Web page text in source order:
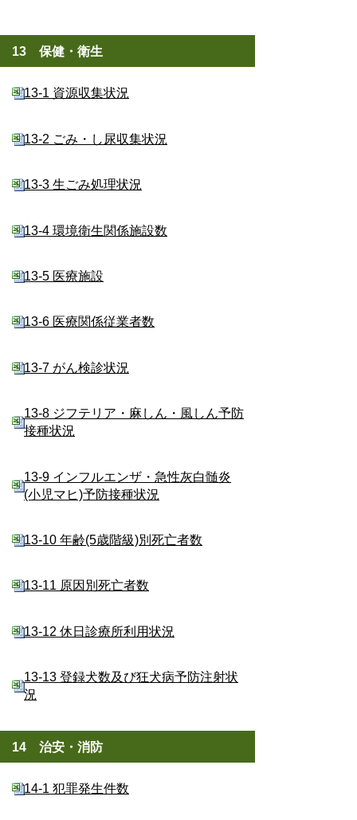
13 保健・衛生
13-1 資源収集状況
13-2 ごみ・し尿収集状況
13-3 生ごみ処理状況
13-4 環境衛生関係施設数
13-5 医療施設
13-6 医療関係従業者数
13-7 がん検診状況
13-8 ジフテリア・麻しん・風しん予防
接種状況
13-9 インフルエンザ・急性灰白髄炎
(小児マヒ)予防接種状況
13-10 年齢(5歳階級)別死亡者数
13-11 原因別死亡者数
13-12 休日診療所利用状況
13-13 登録犬数及び狂犬病予防注射状
況
14 治安・消防
14-1 犯罪発生件数